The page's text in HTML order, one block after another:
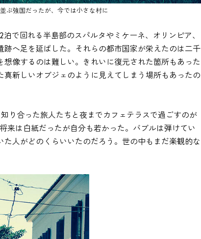
ぶ強国だったが、今では小さな村に
で回れる半島部のスパルタやミケーネ、オリンピア、
跡へ足を延ばした。それらの都市国家が栄えたのは二千
像するのは難しい。きれいに復元された箇所もあった
新しいオブジェのように見えてしまう場所もあったの
り合った旅人たちと夜までカフェテラスで過ごすのが
来は白紙だったが自分も若かった。バブルは弾けてい
人がどのくらいいたのだろう。世の中もまだ楽観的な